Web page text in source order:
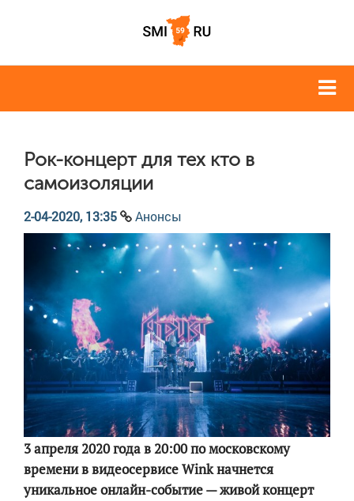
Рок-концерт для тех кто в
самоизоляции
2-04-2020, 13:35 Анонсы
3 апреля 2020 года в 20:00 по московскому
времени в видеосервисе Wink начнется
уникальное онлайн-событие — живой концерт